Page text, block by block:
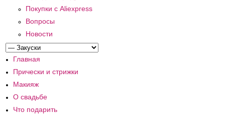
Покупки с Aliexpress
Вопросы
Новости
Главная
Прически и стрижки
Макияж
О свадьбе
Что подарить